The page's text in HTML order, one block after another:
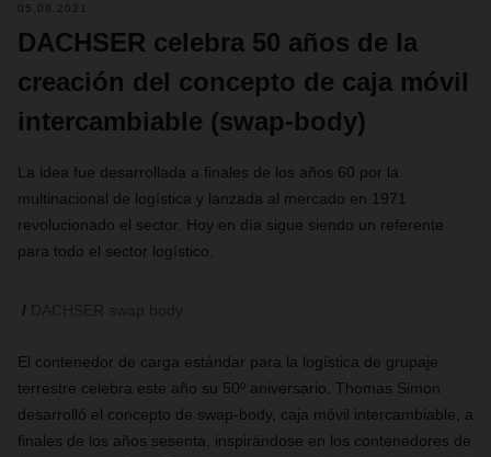
05.08.2021
DACHSER celebra 50 años de la
creación del concepto de caja móvil
intercambiable (swap-body)
La idea fue desarrollada a finales de los años 60 por la
multinacional de logística y lanzada al mercado en 1971
revolucionado el sector. Hoy en día sigue siendo un referente
para todo el sector logístico.
El contenedor de carga estándar para la logística de grupaje
terrestre celebra este año su 50º aniversario. Thomas Simon
desarrolló el concepto de swap-body, caja móvil intercambiable, a
finales de los años sesenta, inspirándose en los contenedores de